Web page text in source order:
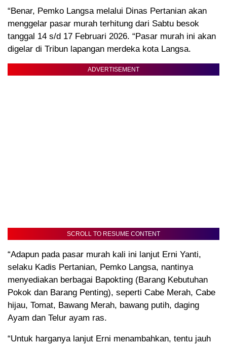
“Benar, Pemko Langsa melalui Dinas Pertanian akan
menggelar pasar murah terhitung dari Sabtu besok
tanggal 14 s/d 17 Februari 2026. “Pasar murah ini akan
digelar di Tribun lapangan merdeka kota Langsa.
ADVERTISEMENT
SCROLL TO RESUME CONTENT
“Adapun pada pasar murah kali ini lanjut Erni Yanti,
selaku Kadis Pertanian, Pemko Langsa, nantinya
menyediakan berbagai Bapokting (Barang Kebutuhan
Pokok dan Barang Penting), seperti Cabe Merah, Cabe
hijau, Tomat, Bawang Merah, bawang putih, daging
Ayam dan Telur ayam ras.
“Untuk harganya lanjut Erni menambahkan, tentu jauh